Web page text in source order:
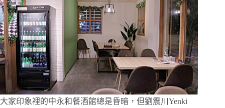
大家印象裡的中永和餐酒館總是昏暗，但劉震川Yenki